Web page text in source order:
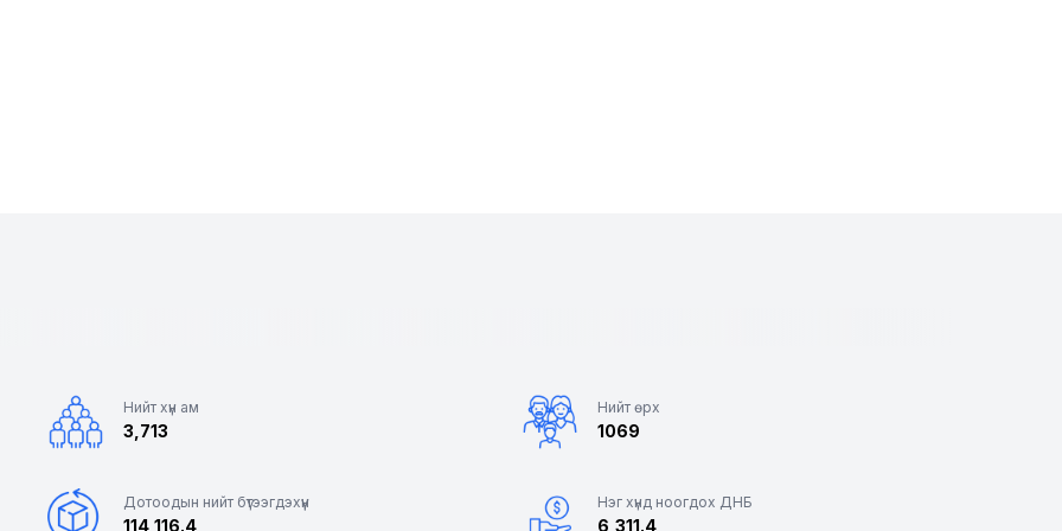
Нийт хүн ам
3,713
Нийт өрх
1069
Дотоодын нийт бүтээгдэхүүн
114,116.4
Нэг хүнд ноогдох ДНБ
6,311.4